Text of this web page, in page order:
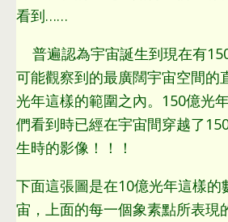
看到……
普遍認為宇宙誕生到現在有
可能觀察到的最廣闊宇宙空間的
光年這樣的範圍之內。150億光
們看到時已經在宇宙間穿越了
生時的影像！！！
下面這張圖是在10億光年這樣的
宙 ， 上面的每一個象素點所表現